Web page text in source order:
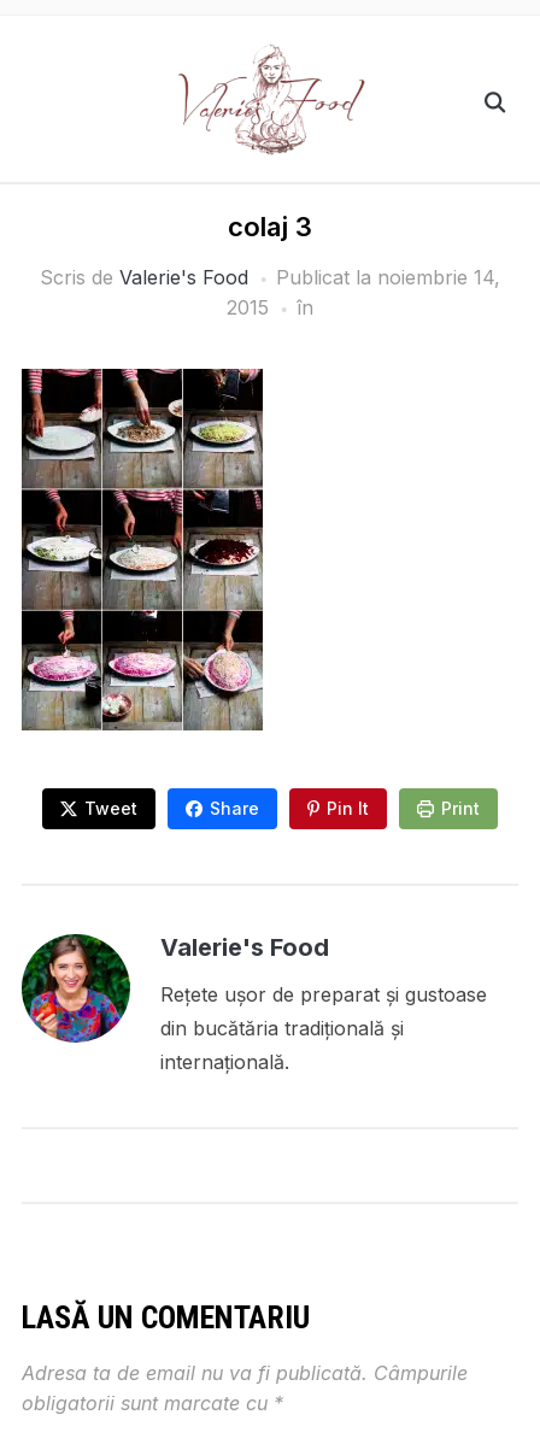
colaj 3
Scris de Valerie's Food Publicat la noiembrie 14,
2015
în
Tweet Share Pin It Print
Valerie's Food
Rețete ușor de preparat și gustoase
din bucătăria tradițională și
internațională.
LASĂ UN COMENTARIU
Adresa ta de email nu va fi publicată. Câmpurile
obligatorii sunt marcate cu *